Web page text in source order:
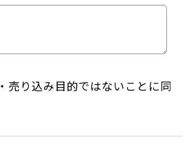
売り込み目的ではないことに同